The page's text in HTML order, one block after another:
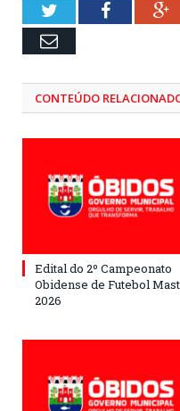
TwitterFacebook
Email
CONTEÚDO
Edital do 2º Campeonato
Obidense de Futebol
2026